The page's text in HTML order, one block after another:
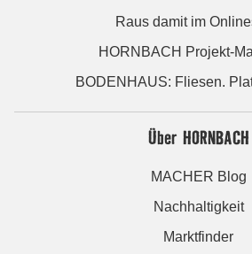
Raus damit im
HORNBACH Projekt-
BODENHAUS: Fliesen.
Über HORNBACH
MACHER Blog
Nachhaltigkeit
Marktfinder